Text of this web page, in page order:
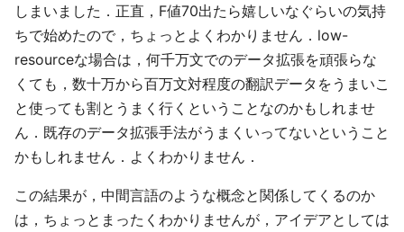
しまいました．正直，F値70出たら嬉しいなぐらいの気持
ちで始めたので，ちょっとよくわかりません．low-
resourceな場合は，何千万文でのデータ拡張を頑張らな
くても，数十万から百万文対程度の翻訳データをうまいこ
と使っても割とうまく行くということなのかもしれませ
ん．既存のデータ拡張手法がうまくいってないということ
かもしれません．よくわかりません．
この結果が，中間言語のような概念と関係してくるのか
は，ちょっとまったくわかりませんが，アイデアとしては